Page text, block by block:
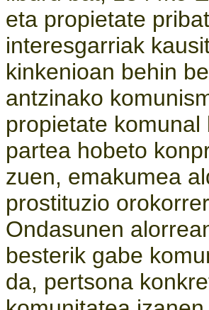
eta propietate
interesgarriak
kinkenioan behin
antzinako
propietate
partea hobeto
zuen, emakumea
prostituzio
Ondasunen
besterik gabe
da, pertsona